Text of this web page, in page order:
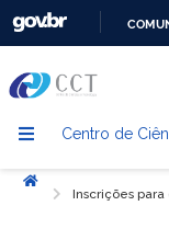
Centro de
Início
Inscrições